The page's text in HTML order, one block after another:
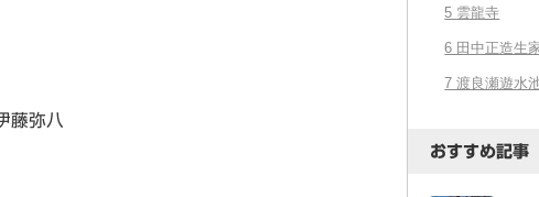
藤弥八
5 雲龍寺
6 田中正造生
7 渡良瀬遊水
おすすめ記事